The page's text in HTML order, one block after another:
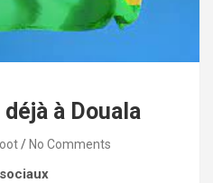
à Douala
No Comments